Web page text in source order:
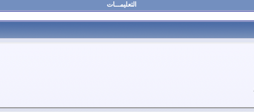
التعليمـــات